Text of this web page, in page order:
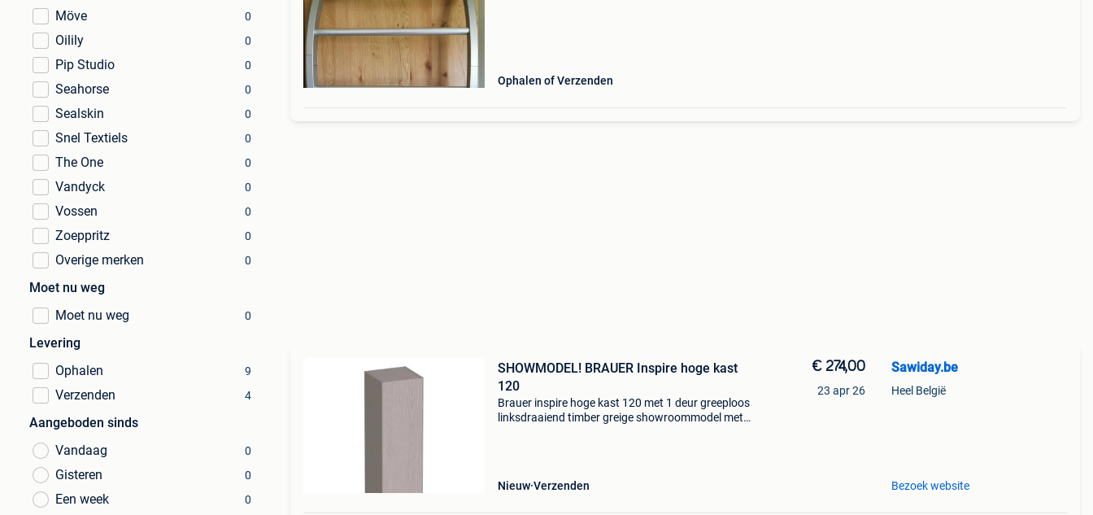
Möve 0
Oilily 0
Pip Studio 0
Seahorse 0
Sealskin 0
Snel Textiels 0
The One 0
Vandyck 0
Vossen 0
Zoeppritz 0
Overige merken 0
Moet nu weg
Moet nu weg
0
Levering
Ophalen
9
Verzenden 4
Aangeboden sinds
Vandaag
0
Gisteren 0
Een week 0
Ophalen of Verzenden
SHOWMODEL! BRAUER Inspire hoge kast
120
Brauer inspire hoge kast 120 met 1 deur greeploos
linksdraaiend timber greige showroommodel met
Nieuw Verzenden
€ 274,00
23 apr 26
Sawiday.be
Heel België
Bezoek website